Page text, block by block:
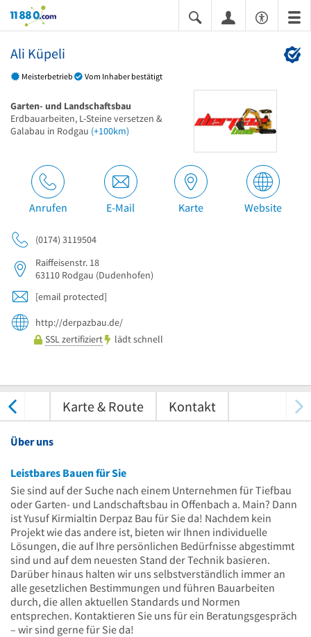
11880.com
Ali Küpeli
Meisterbetrieb Vom Inhaber bestätigt
Garten- und Landschaftsbau
Erdbauarbeiten, L-Steine versetzen &
Galabau in Rodgau (+100km)
Anrufen E-Mail Karte Website
(0174) 3119504
Raiffeisenstr. 18
63110 Rodgau (Dudenhofen)
[email protected]
http://derpazbau.de/
SSL zertifiziert
lädt schnell
Karte & Route Kontakt
Über uns
Leistbares Bauen für Sie
Sie sind auf der Suche nach einem Unternehmen für Tiefbau
oder Garten- und Landschaftsbau in Offenbach a. Main? Dann
ist Yusuf Kirmialtin Derpaz Bau für Sie da! Nachdem kein
Projekt wie das andere ist, bieten wir Ihnen individuelle
Lösungen, die auf Ihre persönlichen Bedürfnisse abgestimmt
sind und auf dem neuesten Stand der Technik basieren.
Darüber hinaus halten wir uns selbstverständlich immer an
alle gesetzlichen Bestimmungen und führen Bauarbeiten
durch, die allen aktuellen Standards und Normen
entsprechen. Kontaktieren Sie uns für ein Beratungsgespräch
– wir sind gerne für Sie da!